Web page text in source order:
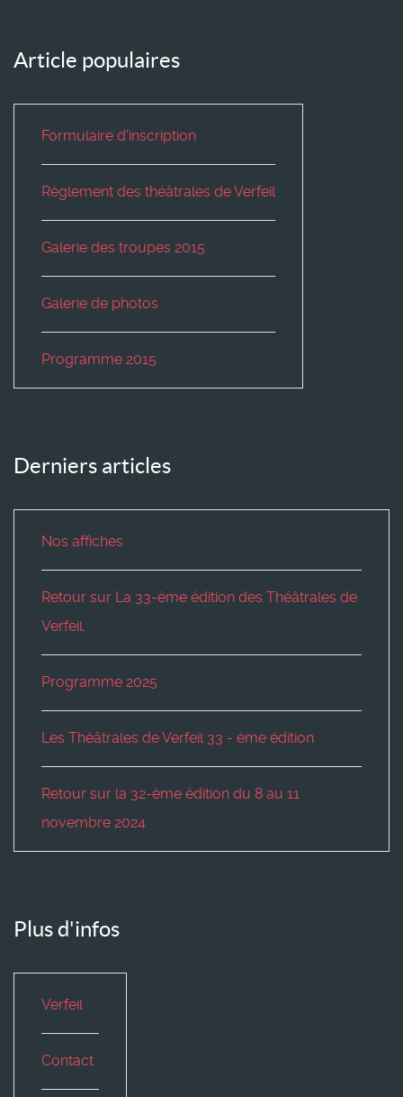
Article populaires
Formulaire d'inscription
Règlement des théâtrales de Verfeil
Galerie des troupes 2015
Galerie de photos
Programme 2015
Derniers articles
Nos affiches
Retour sur La 33-ème édition des Théâtrales de
Verfeil.
Programme 2025
Les Théâtrales de Verfeil 33 - ème édition
Retour sur la 32-ème édition du 8 au 11
novembre 2024
Plus d'infos
Verfeil
Contact